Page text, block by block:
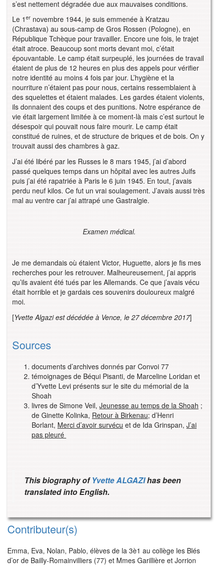
s’est nettement dégradée due aux mauvaises conditions.
Le 1 er novembre 1944, je suis emmenée à Kratzau
(Chrastava) au sous-camp de Gros Rossen (Pologne), en
République Tchèque pour travailler. Encore une fois, le trajet
était atroce. Beaucoup sont morts devant moi, c’était
épouvantable. Le camp était surpeuplé, les journées de travail
étaient de plus de 12 heures en plus des appels pour vérifier
notre identité au moins 4 fois par jour. L’hygiène et la
nourriture n’étaient pas pour nous, certains ressemblaient à
des squelettes et étaient malades. Les gardes étaient violents,
ils donnaient des coups et des punitions. Notre espérance de
vie était largement limitée à ce moment-là mais c’est surtout le
désespoir qui pouvait nous faire mourir. Le camp était
constitué de ruines, et de structure de briques et de bois. On y
trouvait aussi des chambres à gaz.
J’ai été libéré par les Russes le 8 mars 1945, j’ai d’abord
passé quelques temps dans un hôpital avec les autres Juifs
puis j’ai été rapatriée à Paris le 6 juin 1945. En tout, j’avais
perdu neuf kilos. Ce fut un vrai soulagement. J’avais aussi très
mal au ventre car j’ai attrapé une Gastralgie.
Examen médical.
Je me demandais où étaient Victor, Huguette, alors je fis mes
recherches pour les retrouver. Malheureusement, j’ai appris
qu’ils avaient été tués par les Allemands. Ce que j’avais vécu
était horrible et je gardais ces souvenirs douloureux malgré
moi.
[Yvette Algazi est décédée à Vence, le 27 décembre 2017]
Sources
documents d’archives donnés par Convoi 77
témoignages de Béqui Pisanti, de Marceline Loridan et
d’Yvette Levi présents sur le site du mémorial de la
Shoah
livres de Simone Veil, Jeunesse au temps de la Shoah ;
de Ginette Kolinka, Retour à Birkenau; d’Henri
Borlant, Merci d’avoir survécu et de Ida Grinspan, J’ai
pas pleuré
This biography ofYvette ALGAZIhas been
translated into English.
Contributeur(s)
Emma, Eva, Nolan, Pablo, élèves de la 3è1 au collège les Blés
d’or de Bailly-Romainvilliers (77) et Mmes Garillière et Jorrion